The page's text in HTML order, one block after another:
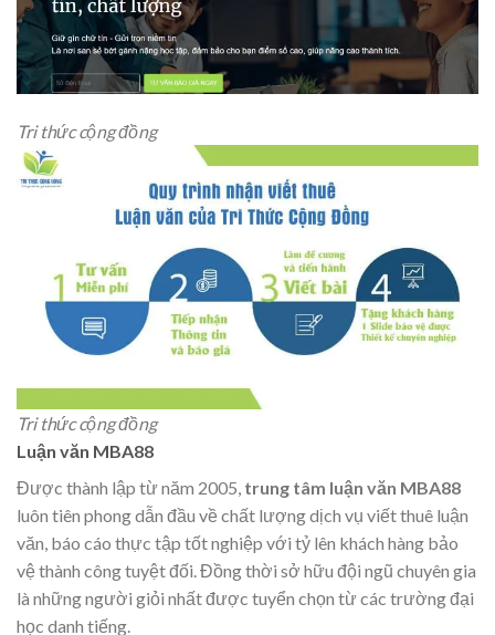
Tri thức cộng đồng
Tri thức cộng đồng
Luận văn MBA88
Được thành lập từ năm 2005, trung tâm luận văn MBA88
luôn tiên phong dẫn đầu về chất lượng dịch vụ viết thuê luận
văn, báo cáo thực tập tốt nghiệp với tỷ lên khách hàng bảo
vệ thành công tuyệt đối. Đồng thời sở hữu đội ngũ chuyên gia
là những người giỏi nhất được tuyển chọn từ các trường đại
học danh tiếng.